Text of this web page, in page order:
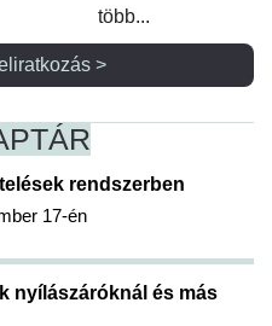
több...
>
rendszerben
17-én
nyílászáróknál és más